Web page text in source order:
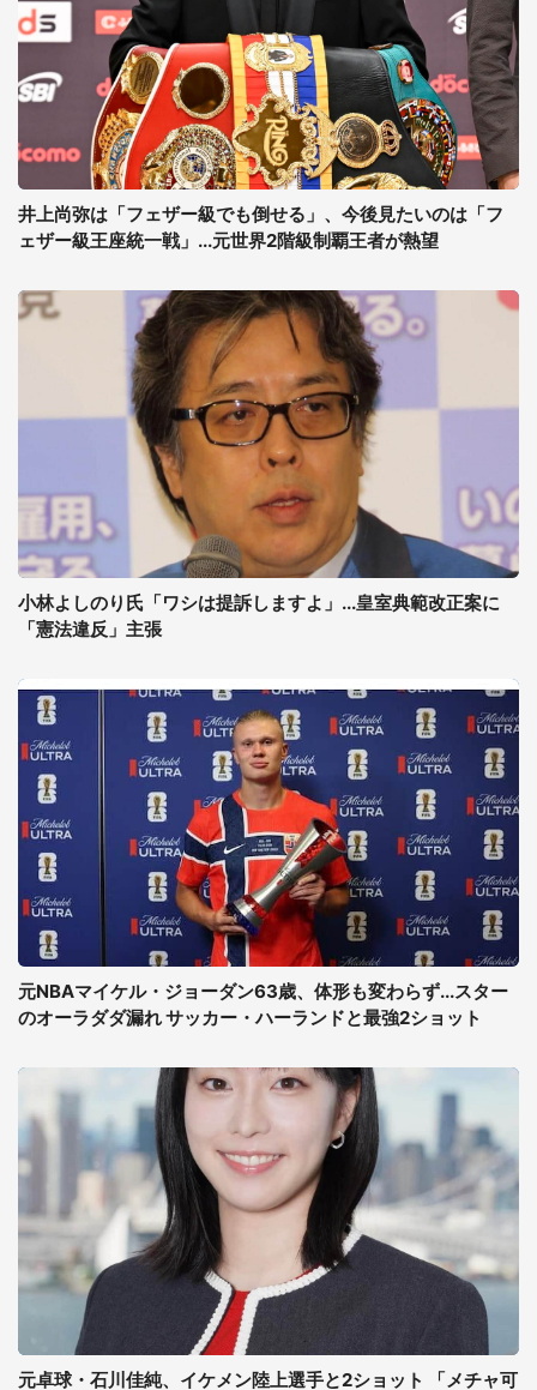
井上尚弥は「フェザー級でも倒せる」、今後見たいのは「フ
ェザー級王座統一戦」...元世界2階級制覇王者が熱望
小林よしのり氏「ワシは提訴しますよ」...皇室典範改正案に
「憲法違反」主張
元NBAマイケル・ジョーダン63歳、体形も変わらず...スター
のオーラダダ漏れ サッカー・ハーランドと最強2ショット
元卓球・石川佳純、イケメン陸上選手と2ショット 「メチャ可